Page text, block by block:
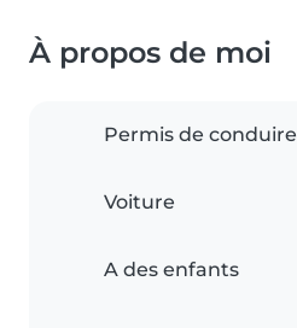
À propos de moi
Permis de conduire
Voiture
A des enfants